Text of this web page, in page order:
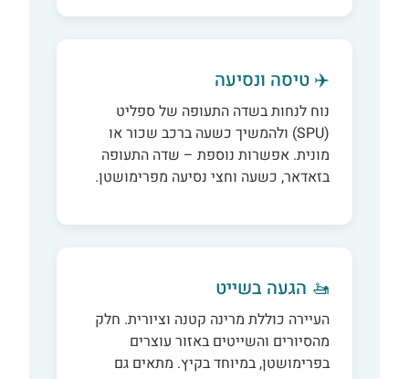
✈️ טיסה ונסיעה
נוח לנחות בשדה התעופה של ספליט
(SPU) ולהמשיך כשעה ברכב שכור או
מונית. אפשרות נוספת – שדה התעופה
בזאדאר, כשעה וחצי נסיעה מפרימושטן.
🚤 הגעה בשייט
העיירה כוללת מרינה קטנה וציורית. חלק
מהסיורים והשייטים באזור עוצרים
בפרימושטן, במיוחד בקיץ. מתאים גם